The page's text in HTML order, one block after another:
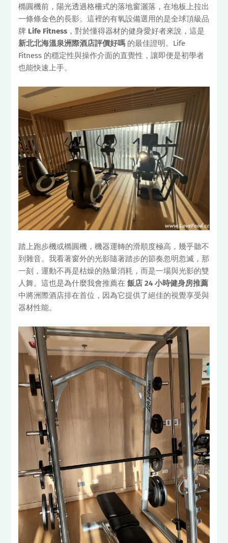
橢圓機前，陽光透過格柵式的落地窗灑落，在地板上拉出
一條條金色的長影。這裡的有氧設備選用的是全球頂級品
牌 Life Fitness ，對於懂得器材的健身愛好者來說，這是
新北北海溫泉洲際酒店評價好嗎 的最佳證明。Life
Fitness 的穩定性與操作介面的直覺性，讓即便是初學者
也能快速上手。
踏上跑步機或橢圓機，機器運轉的滑順度極高，幾乎聽不
到雜音。我看著窗外的光影隨著踏步的節奏忽明忽滅，那
一刻，運動不再是枯燥的熱量消耗，而是一場與光影的雙
人舞。這也是為什麼我會推薦在 飯店 24 小時健身房推薦
中將洲際酒店排在首位，因為它提供了絕佳的視覺享受與
器材性能。